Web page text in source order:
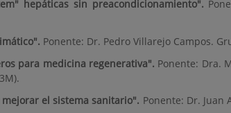
hepáticas sin preacondicionamiento".
Ponente: Dr. Pedro Villarejo Campos.
para medicina regenerativa". Ponente: Dra.
el sistema sanitario". Ponente: Dr. Juan